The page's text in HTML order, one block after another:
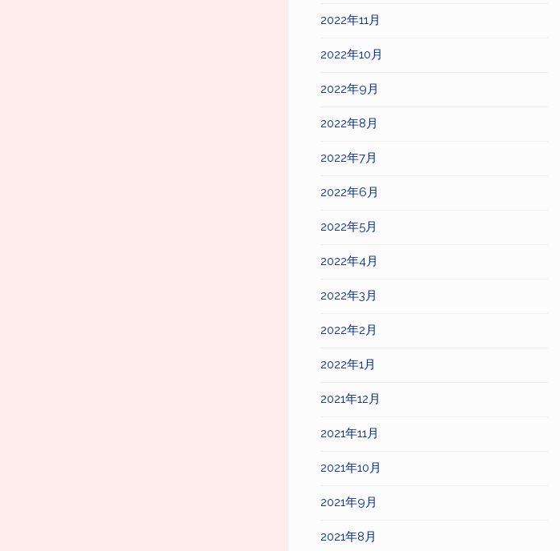
2022年11月
2022年10月
2022年9月
2022年8月
2022年7月
2022年6月
2022年5月
2022年4月
2022年3月
2022年2月
2022年1月
2021年12月
2021年11月
2021年10月
2021年9月
2021年8月